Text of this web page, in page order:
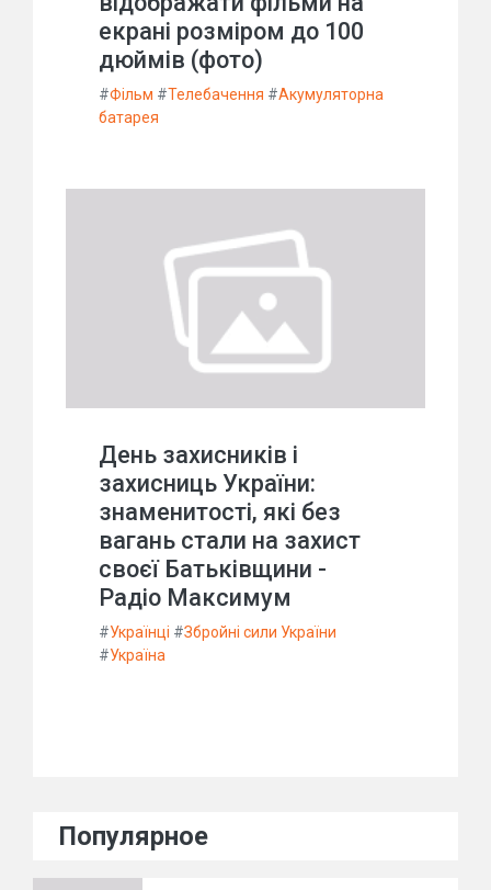
екрані розміром до 100
дюймів (фото)
#Фільм #Телебачення #Акумуляторна
батарея
День захисників і
захисниць України:
знаменитості, які без
вагань стали на захист
своєї Батьківщини -
Радіо Максимум
#Українці #Збройні сили України
#Україна
Популярное